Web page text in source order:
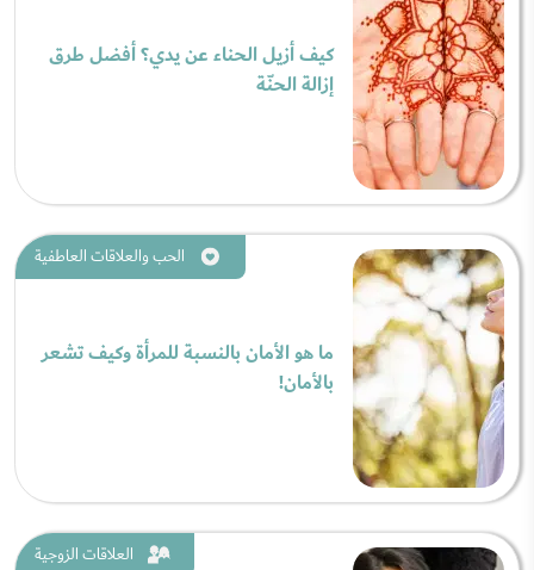
كيف أزيل الحناء عن يدي؟ أفضل طرق
إزالة الحنّة
الحب والعلاقات العاطفية
ما هو الأمان بالنسبة للمرأة وكيف تشعر
بالأمان!
العلاقات الزوجية